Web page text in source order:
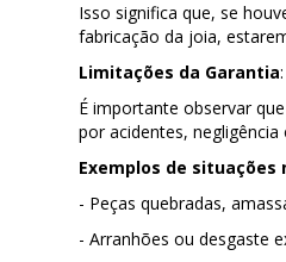
Isso significa que, se
fabricação da joia,
Limitações da Garantia
É importante observar
por acidentes,
Exemplos de
- Peças quebradas,
- Arranhões ou desgaste